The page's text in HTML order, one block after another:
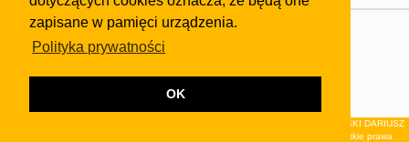
zapisane w pamięci urządzenia.
Polityka prywatności
OK
Skontaktuj się z nami
regulaminuiPolityki Prywatności.
Klauzula FB
© 2026Wydawnictwo NEON sp. z o.o. (dawniej: FIRMA NEON MAREK KLUCZEWSKI DARIUSZ
KRAWCZYK s.c.) z siedzibą w Olkuszu, ul.Żuradzka 15, 32-300 Olkusz . Wszystkie prawa